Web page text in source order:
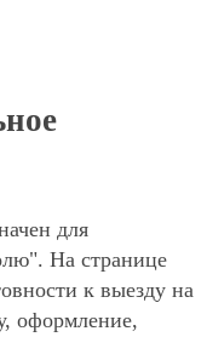
для
На странице
к выезду на
оформление,